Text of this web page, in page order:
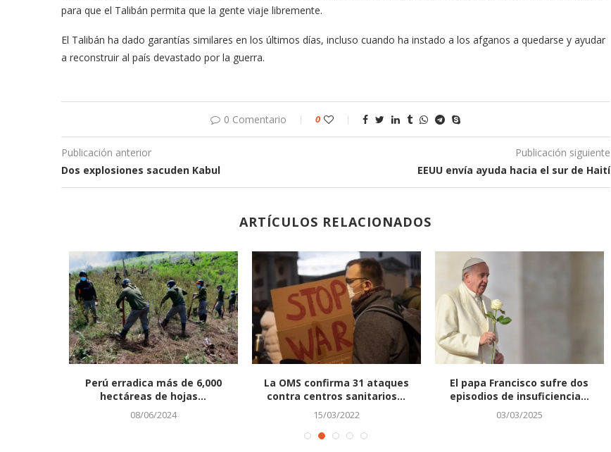
para que el Talibán permita que la gente viaje libremente.
El Talibán ha dado garantías similares en los últimos días, incluso cuando ha instado a los afganos a quedarse y ayudar
a reconstruir al país devastado por la guerra.
0 Comentario 0
Publicación anterior
Dos explosiones sacuden Kabul
Publicación siguiente
EEUU envía ayuda hacia el sur de Haití
ARTÍCULOS RELACIONADOS
Perú erradica más de 6,000
hectáreas de hojas...
08/06/2024
La OMS confirma 31 ataques
contra centros sanitarios...
15/03/2022
El papa Francisco sufre dos
episodios de insuficiencia...
03/03/2025